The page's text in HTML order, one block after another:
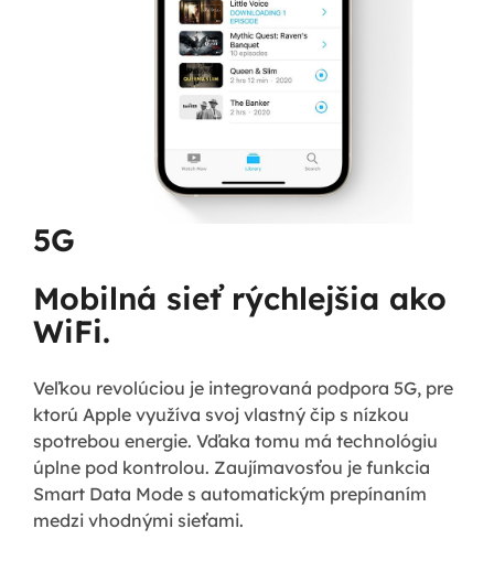
5G
Mobilná sieť rýchlejšia ako
WiFi.
Veľkou revolúciou je integrovaná podpora 5G, pre
ktorú Apple využíva svoj vlastný čip s nízkou
spotrebou energie. Vďaka tomu má technológiu
úplne pod kontrolou. Zaujímavosťou je funkcia
Smart Data Mode s automatickým prepínaním
medzi vhodnými sieťami.